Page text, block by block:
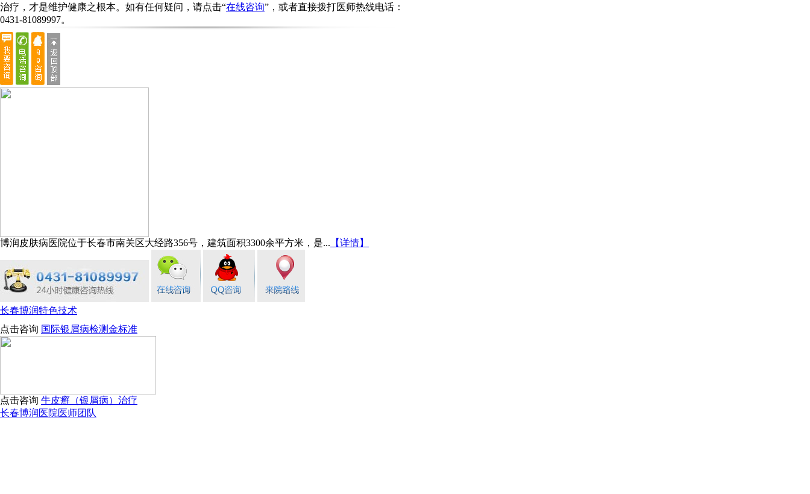
治疗，才是维护健康之根本。如有任何疑问，请点击“在线咨询”，或者直接拨打医师热线电话：
0431-81089997。
博润皮肤病医院位于长春市南关区大经路356号，建筑面积3300余平方米，是... 【详情】
长春博润特色技术
点击咨询 国际银屑病检测金标准
点击咨询 牛皮癣（银屑病）治疗
长春博润医院医师团队